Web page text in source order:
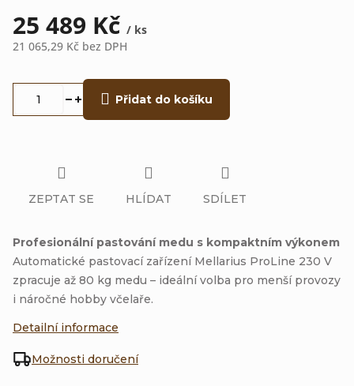
25 489 Kč / ks
21 065,29 Kč bez DPH
Možnosti doručení
Přidat do košíku
Profesionální pastování medu s kompaktním výkonem
Automatické pastovací zařízení Mellarius ProLine 230 V
zpracuje až 80 kg medu – ideální volba pro menší provozy
i náročné hobby včelaře.
Detailní informace
ZEPTAT SE HLÍDAT SDÍLET